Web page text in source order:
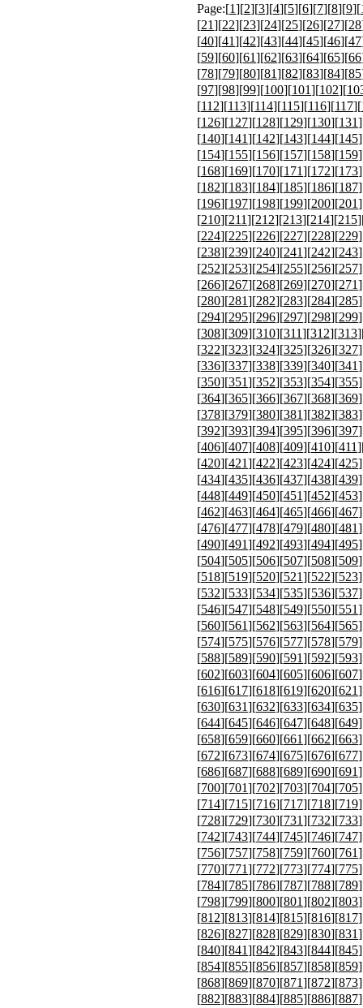
Page:[1][2][3][4][5][6][7][8][9][
[21][22][23][24][25][26][27][28
[40][41][42][43][44][45][46][47
[59][60][61][62][63][64][65][66
[78][79][80][81][82][83][84][85
[97][98][99][100][101][102][
[112][113][114][115][116][117][
[126][127][128][129][130][131
[140][141][142][143][144][145
[154][155][156][157][158][159
[168][169][170][171][172][173
[182][183][184][185][186][187
[196][197][198][199][200][201
[210][211][212][213][214][215
[224][225][226][227][228][229
[238][239][240][241][242][243
[252][253][254][255][256][257
[266][267][268][269][270][271
[280][281][282][283][284][285
[294][295][296][297][298][299
[308][309][310][311][312][313
[322][323][324][325][326][327
[336][337][338][339][340][341
[350][351][352][353][354][355
[364][365][366][367][368][369
[378][379][380][381][382][383
[392][393][394][395][396][397
[406][407][408][409][410][411
[420][421][422][423][424][425
[434][435][436][437][438][439
[448][449][450][451][452][453
[462][463][464][465][466][467
[476][477][478][479][480][481
[490][491][492][493][494][495
[504][505][506][507][508][509
[518][519][520][521][522][523
[532][533][534][535][536][537
[546][547][548][549][550][551
[560][561][562][563][564][565
[574][575][576][577][578][579
[588][589][590][591][592][593
[602][603][604][605][606][607
[616][617][618][619][620][621
[630][631][632][633][634][635
[644][645][646][647][648][649
[658][659][660][661][662][663
[672][673][674][675][676][677
[686][687][688][689][690][691
[700][701][702][703][704][705
[714][715][716][717][718][719
[728][729][730][731][732][733
[742][743][744][745][746][747
[756][757][758][759][760][761
[770][771][772][773][774][775
[784][785][786][787][788][789
[798][799][800][801][802][803
[812][813][814][815][816][817
[826][827][828][829][830][831
[840][841][842][843][844][845
[854][855][856][857][858][859
[868][869][870][871][872][873
[882][883][884][885][886][887